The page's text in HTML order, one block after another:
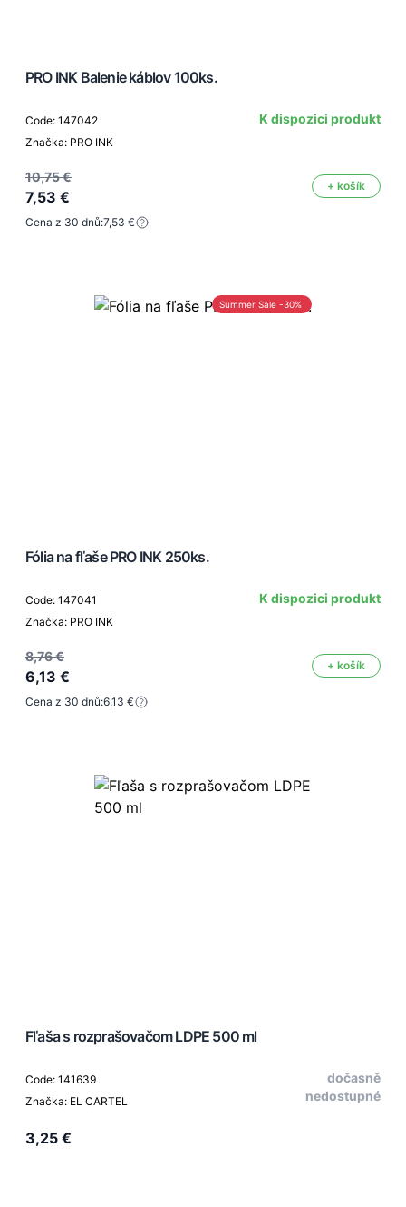
PRO INK Balenie káblov 100ks.
Code: 147042
Značka: PRO INK
K dispozici produkt
10,75 €
7,53 €
+ košík
Cena z 30 dnů:7,53 €
Summer Sale -30%
Fólia na fľaše PRO INK 250ks.
Code: 147041
Značka: PRO INK
K dispozici produkt
8,76 €
6,13 €
+ košík
Cena z 30 dnů:6,13 €
Fľaša s rozprašovačom LDPE 500 ml
Code: 141639
Značka: EL CARTEL
dočasně
nedostupné
3,25 €